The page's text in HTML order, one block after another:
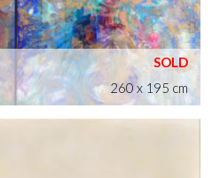
260 x 195 cm